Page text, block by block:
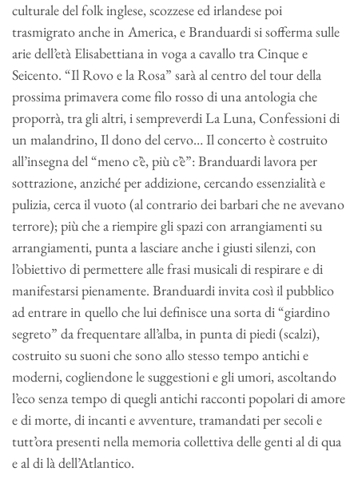
culturale del folk inglese, scozzese ed irlandese poi
trasmigrato anche in America, e Branduardi si sofferma sulle
arie dell’età Elisabettiana in voga a cavallo tra Cinque e
Seicento. “Il Rovo e la Rosa” sarà al centro del tour della
prossima primavera come filo rosso di una antologia che
proporrà, tra gli altri, i sempreverdi La Luna, Confessioni di
un malandrino, Il dono del cervo… Il concerto è costruito
all’insegna del “meno c’è, più c’è”: Branduardi lavora per
sottrazione, anziché per addizione, cercando essenzialità e
pulizia, cerca il vuoto (al contrario dei barbari che ne avevano
terrore); più che a riempire gli spazi con arrangiamenti su
arrangiamenti, punta a lasciare anche i giusti silenzi, con
l’obiettivo di permettere alle frasi musicali di respirare e di
manifestarsi pienamente. Branduardi invita così il pubblico
ad entrare in quello che lui definisce una sorta di “giardino
segreto” da frequentare all’alba, in punta di piedi (scalzi),
costruito su suoni che sono allo stesso tempo antichi e
moderni, cogliendone le suggestioni e gli umori, ascoltando
l’eco senza tempo di quegli antichi racconti popolari di amore
e di morte, di incanti e avventure, tramandati per secoli e
tutt’ora presenti nella memoria collettiva delle genti al di qua
e al di là dell’Atlantico.